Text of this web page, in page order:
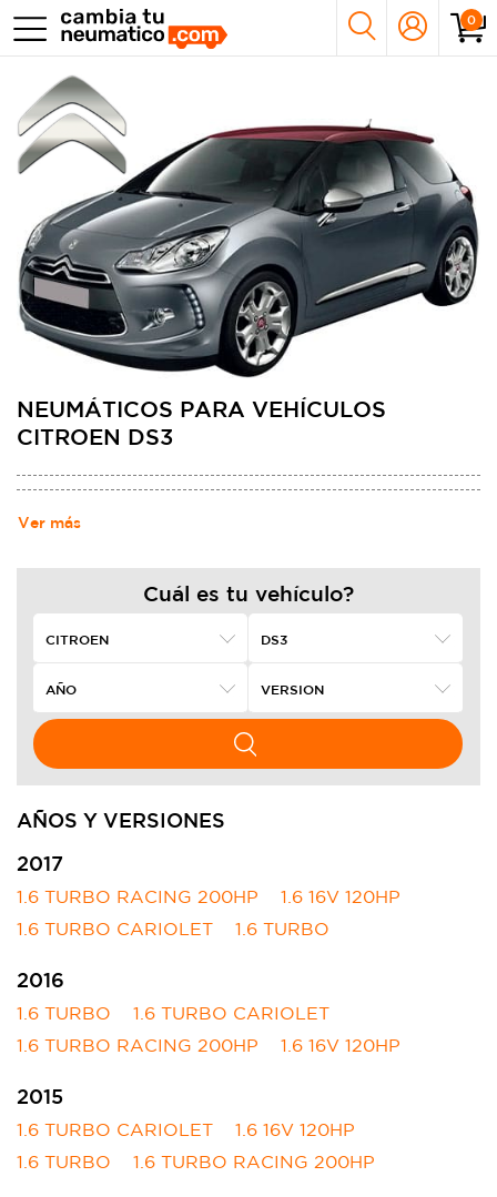
0
NEUMÁTICOS PARA VEHÍCULOS
CITROEN DS3
Ver más
Cuál es tu vehículo?
AÑOS Y VERSIONES
2017
1.6 TURBO RACING 200HP
1.6 16V 120HP
1.6 TURBO CARIOLET
1.6 TURBO
2016
1.6 TURBO
1.6 TURBO CARIOLET
1.6 TURBO RACING 200HP
1.6 16V 120HP
2015
1.6 TURBO CARIOLET
1.6 16V 120HP
1.6 TURBO
1.6 TURBO RACING 200HP